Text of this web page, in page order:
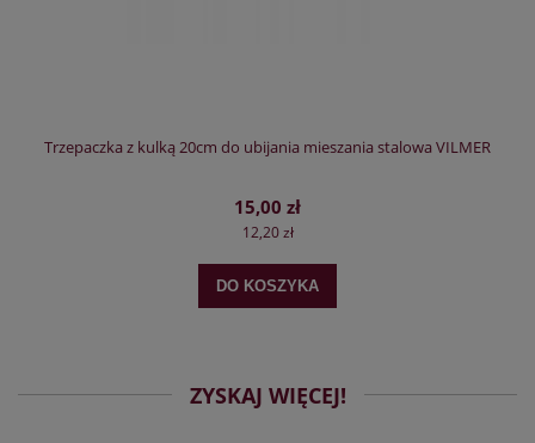
Trzepaczka z kulką 20cm do ubijania mieszania stalowa VILMER
15,00 zł
12,20 zł
DO KOSZYKA
ZYSKAJ WIĘCEJ!